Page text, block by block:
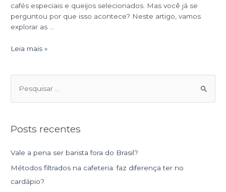
cafés especiais e queijos selecionados. Mas você já se
perguntou por que isso acontece? Neste artigo, vamos
explorar as …
Leia mais »
e
q
s
a
Posts recentes
Vale a pena ser barista fora do Brasil?
Métodos filtrados na cafeteria: faz diferença ter no
cardápio?